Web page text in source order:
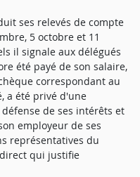
ses relevés de compte
5 octobre et 11
il signale aux délégués
été payé de son salaire,
correspondant au
a été privé d'une
de ses intérêts et
employeur de ses
représentatives du
qui justifie